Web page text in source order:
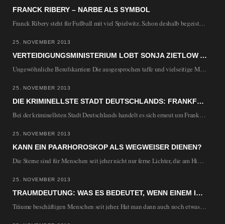
FRANCK RIBERY – NARBE ALS SYMBOL
Franck Ribery steht für Fußball mit viel Spielwitz. Schon deshalb begeistert er zahlreiche Fans und…
25. NOVEMBER 2013
VERTEIDIGUNGSMINISTERIUM LOBT SONJA ZIETLOW ALS PILOTIN
Ungewöhnliche Berufskarriere Die ausgesprochen taffe und vielseitige Moderatorin und Produzentin Sonja Zietlow hat nicht nur…
25. NOVEMBER 2013
DIE KRIMINELLSTE STADT DEUTSCHLANDS: FRANKFURT AM MAIN
Bei der kriminellsten Stadt Deutschlands handelt es sich erneut um Frankfurt am Main. Die Mainmetropole…
25. NOVEMBER 2013
KANN EIN PAARHOROSKOP ALS WEGWEISER DIENEN?
Die Sterne sind für Menschen seit jeher nicht nur ferne Lichter, die am Himmel strahlen,…
25. NOVEMBER 2013
TRAUMDEUTUNG: WAS ES BEDEUTET, WENN EINEM IM TRAUM DIE ZÄHNE AUSFALLEN
Träume beschäftigen Menschen seit jeher. Hat man dann auch noch etwas Unangenehmes geträumt, ist das…